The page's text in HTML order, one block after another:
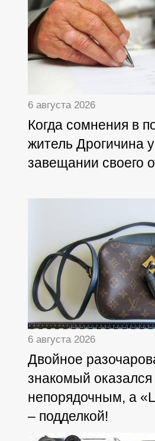
6 августа 2026
Когда сомнения в
житель Дрогичина
завещании своего
6 августа 2026
Двойное
знакомый оказался
непорядочным, а
– подделкой!